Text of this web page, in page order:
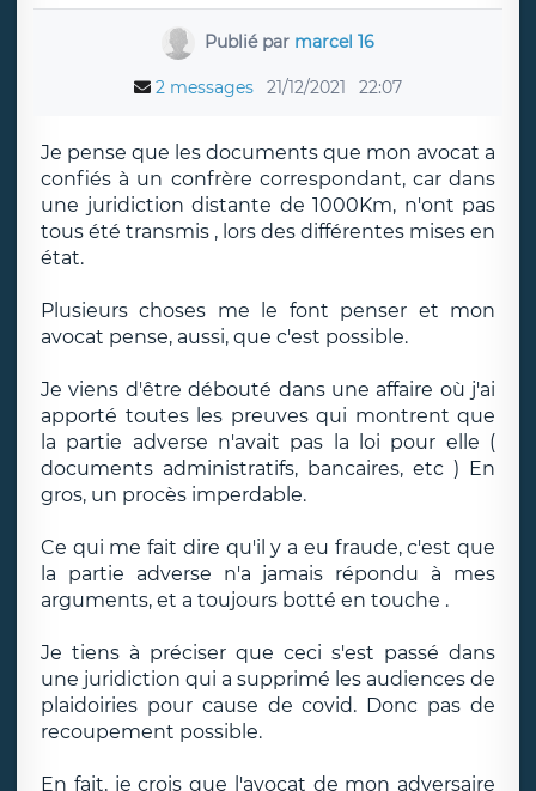
Publié par marcel 16
2 messages 21/12/2021 22:07
Je pense que les documents que mon avocat a
confiés à un confrère correspondant, car dans
une juridiction distante de 1000Km, n'ont pas
tous été transmis , lors des différentes mises en
état.
Plusieurs choses me le font penser et mon
avocat pense, aussi, que c'est possible.
Je viens d'être débouté dans une affaire où j'ai
apporté toutes les preuves qui montrent que
la partie adverse n'avait pas la loi pour elle (
documents administratifs, bancaires, etc ) En
gros, un procès imperdable.
Ce qui me fait dire qu'il y a eu fraude, c'est que
la partie adverse n'a jamais répondu à mes
arguments, et a toujours botté en touche .
Je tiens à préciser que ceci s'est passé dans
une juridiction qui a supprimé les audiences de
plaidoiries pour cause de covid. Donc pas de
recoupement possible.
En fait, je crois que l'avocat de mon adversaire